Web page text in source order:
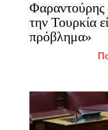
την Τουρκία
πρόβλημα»